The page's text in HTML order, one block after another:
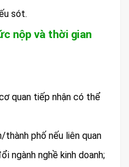
sót.
nộp và thời gian
quan tiếp nhận có thể
phố nếu liên quan
ngành nghề kinh doanh;